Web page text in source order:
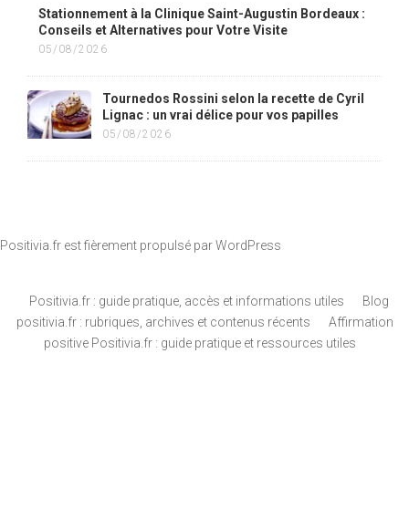
Stationnement à la Clinique Saint-Augustin Bordeaux :
Conseils et Alternatives pour Votre Visite
05/08/2026
Tournedos Rossini selon la recette de Cyril
Lignac : un vrai délice pour vos papilles
05/08/2026
Positivia.fr est fièrement propulsé parWordPress
Positivia.fr : guide pratique, accès et informations utiles
Blog
positivia.fr : rubriques, archives et contenus récents
Affirmation
positive Positivia.fr : guide pratique et ressources utiles